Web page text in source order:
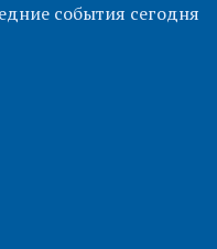
события сегодня